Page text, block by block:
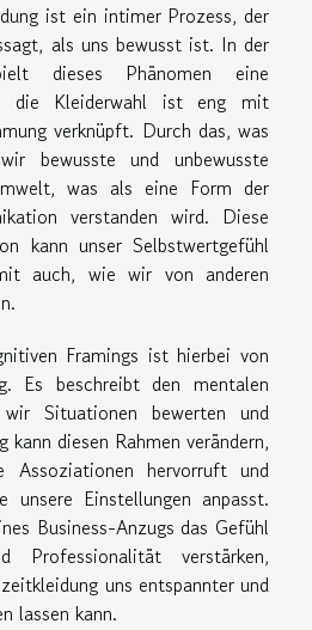
ist ein intimer Prozess, der
als uns bewusst ist. In der
dieses Phänomen eine
die Kleiderwahl ist eng mit
verknüpft. Durch das, was
bewusste und unbewusste
was als eine Form der
verstanden wird. Diese
kann unser Selbstwertgefühl
auch, wie wir von anderen
Framings ist hierbei von
Es beschreibt den mentalen
Situationen bewerten und
kann diesen Rahmen verändern,
Assoziationen hervorruft und
unsere Einstellungen anpasst.
Business-Anzugs das Gefühl
Professionalität verstärken,
uns entspannter und
lassen kann.